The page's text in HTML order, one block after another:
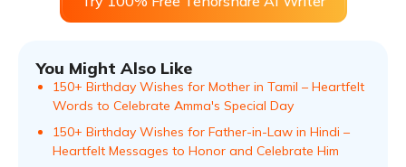
You Might Also Like
150+ Birthday Wishes for Mother in Tamil – Heartfelt
Words to Celebrate Amma's Special Day
150+ Birthday Wishes for Father-in-Law in Hindi –
Heartfelt Messages to Honor and Celebrate Him